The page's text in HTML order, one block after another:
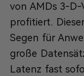
von AMDs 3-D-
profitiert.
Segen für
große
Latenz fast